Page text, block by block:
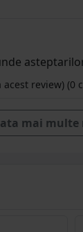
acest review) (0
mai multe